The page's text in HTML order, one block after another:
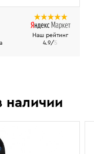
Наш рейтинг
4.9/5
наличии